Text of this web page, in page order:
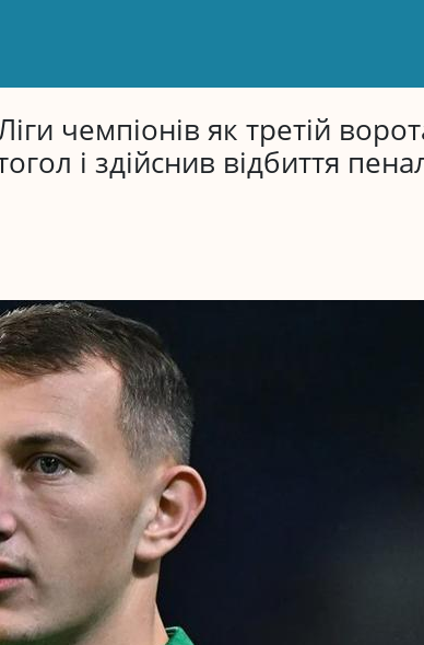
чемпіонів як третій
і здійснив відбиття